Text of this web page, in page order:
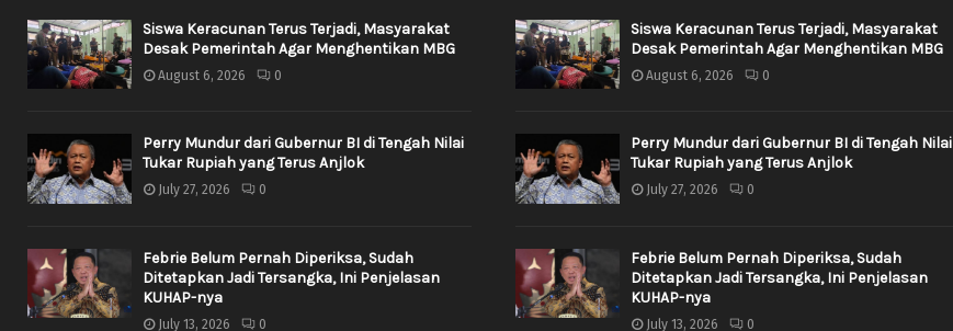
Siswa Keracunan Terus Terjadi, Masyarakat
Desak Pemerintah Agar Menghentikan MBG
August 6, 2026 0
Perry Mundur dari Gubernur BI di Tengah Nilai
Tukar Rupiah yang Terus Anjlok
July 27, 2026 0
Febrie Belum Pernah Diperiksa, Sudah
Ditetapkan Jadi Tersangka, Ini Penjelasan
KUHAP-nya
July 13, 2026 0
Siswa Keracunan Terus Terjadi, Masyarakat
Desak Pemerintah Agar Menghentikan MBG
August 6, 2026 0
Perry Mundur dari Gubernur BI di Tengah Nilai
Tukar Rupiah yang Terus Anjlok
July 27, 2026 0
Febrie Belum Pernah Diperiksa, Sudah
Ditetapkan Jadi Tersangka, Ini Penjelasan
KUHAP-nya
July 13, 2026 0